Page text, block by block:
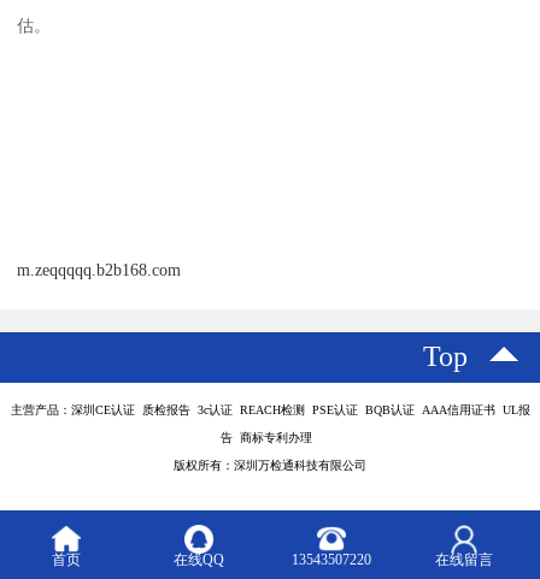
估。
m.zeqqqqq.b2b168.com
Top
主营产品：深圳CE认证 质检报告 3c认证 REACH检测 PSE认证 BQB认证 AAA信用证书 UL报
告 商标专利办理
版权所有：深圳万检通科技有限公司
首页 在线QQ 13543507220 在线留言